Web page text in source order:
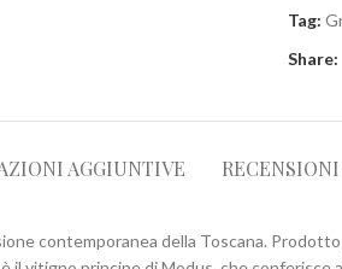
Tag:
Share:
AGGIUNTIVE
contemporanea della Toscana.